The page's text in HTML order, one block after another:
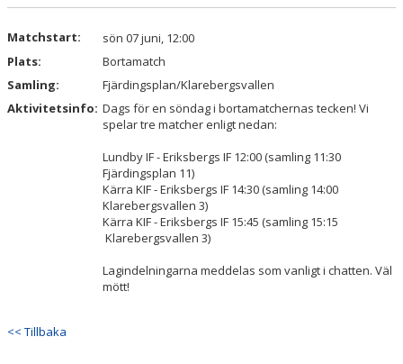
Matchstart:
sön 07 juni, 12:00
Plats:
Bortamatch
Samling:
Fjärdingsplan/Klarebergsvallen
Aktivitetsinfo: Dags för en söndag i bortamatchernas tecken! Vi
spelar tre matcher enligt nedan:
Lundby IF - Eriksbergs IF 12:00 (samling 11:30
Fjärdingsplan 11)
Kärra KIF - Eriksbergs IF 14:30 (samling 14:00
Klarebergsvallen 3)
Kärra KIF - Eriksbergs IF 15:45 (samling 15:15
Klarebergsvallen 3)
Lagindelningarna meddelas som vanligt i chatten. Väl
mött!
<< Tillbaka